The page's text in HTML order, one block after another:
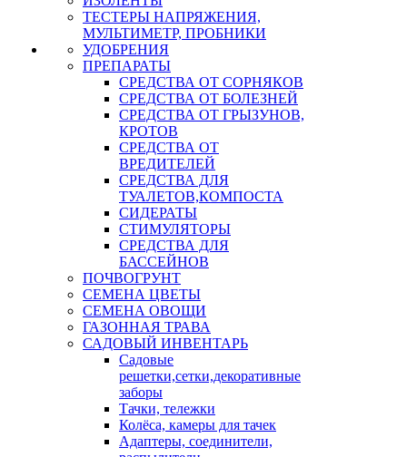
ТЕСТЕРЫ НАПРЯЖЕНИЯ,
МУЛЬТИМЕТР, ПРОБНИКИ
УДОБРЕНИЯ
ПРЕПАРАТЫ
СРЕДСТВА ОТ СОРНЯКОВ
СРЕДСТВА ОТ БОЛЕЗНЕЙ
СРЕДСТВА ОТ ГРЫЗУНОВ,
КРОТОВ
СРЕДСТВА ОТ
ВРЕДИТЕЛЕЙ
СРЕДСТВА ДЛЯ
ТУАЛЕТОВ,КОМПОСТА
СИДЕРАТЫ
СТИМУЛЯТОРЫ
СРЕДСТВА ДЛЯ
БАССЕЙНОВ
ПОЧВОГРУНТ
СЕМЕНА ЦВЕТЫ
СЕМЕНА ОВОЩИ
ГАЗОННАЯ ТРАВА
САДОВЫЙ ИНВЕНТАРЬ
Садовые
решетки,сетки,декоративные
заборы
Тачки, тележки
Колёса, камеры для тачек
Адаптеры, соединители,